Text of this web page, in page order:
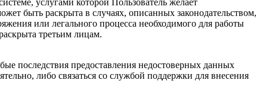
Пользователь передает Сайту, не будет раскрыта третьим лицам.